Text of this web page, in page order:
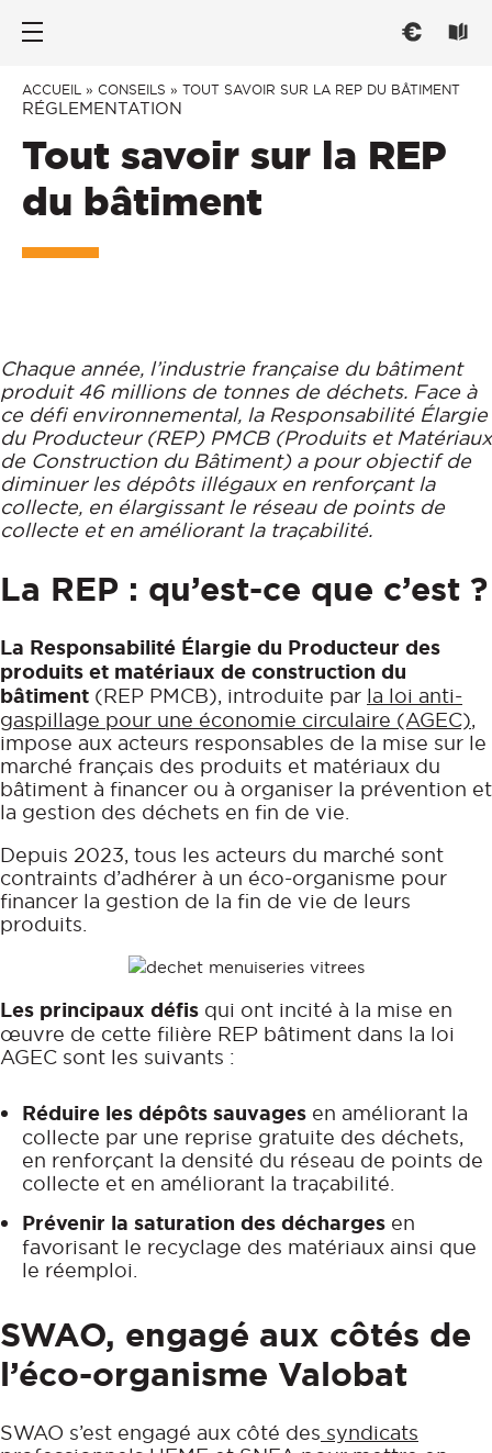
Nos portes d’entrée
PAR TYPE
Portes d’entrée
Traditionnelle
Contemporaine
Vitrée
PAR MATERIAU
Aluminium
Bois
Acier
Les fenêtres
PAR TYPE
Fenêtre ouvrant à la française
PAR MATÉRIAU
Fenêtre Aluminium
Fenêtre PVC
Fenêtre Bois
Fenêtre Mixte Alu/Bois
EN COMPLÉMENT
Conseils
CHOISIR
Trouver l'inspiration
Menuiseries connectées
ENTRETENIR
Entretien et Réglages
Vous accompagner
ACCUEIL » CONSEILS » TOUT SAVOIR SUR LA REP DU BÂTIMENT
RÉGLEMENTATION
Tout savoir sur la REP
du bâtiment
Chaque année, l’industrie française du bâtiment
produit 46 millions de tonnes de déchets. Face à
ce défi environnemental, la Responsabilité Élargie
du Producteur (REP) PMCB (Produits et Matériaux
de Construction du Bâtiment) a pour objectif de
diminuer les dépôts illégaux en renforçant la
collecte, en élargissant le réseau de points de
collecte et en améliorant la traçabilité.
La REP : qu’est-ce que c’est ?
La Responsabilité Élargie du Producteur des
produits et matériaux de construction du
bâtiment (REP PMCB), introduite par la loi anti-
gaspillage pour une économie circulaire (AGEC),
impose aux acteurs responsables de la mise sur le
marché français des produits et matériaux du
bâtiment à financer ou à organiser la prévention et
la gestion des déchets en fin de vie.
Depuis 2023, tous les acteurs du marché sont
contraints d’adhérer à un éco-organisme pour
financer la gestion de la fin de vie de leurs
produits.
Les principaux défis qui ont incité à la mise en
œuvre de cette filière REP bâtiment dans la loi
AGEC sont les suivants :
Réduire les dépôts sauvagesen améliorant la
collecte par une reprise gratuite des déchets,
en renforçant la densité du réseau de points de
collecte et en améliorant la traçabilité.
Prévenir la saturation des déchargesen
favorisant le recyclage des matériaux ainsi que
le réemploi.
SWAO, engagé aux côtés de
l’éco-organisme Valobat
SWAO s’est engagé aux côté des syndicats